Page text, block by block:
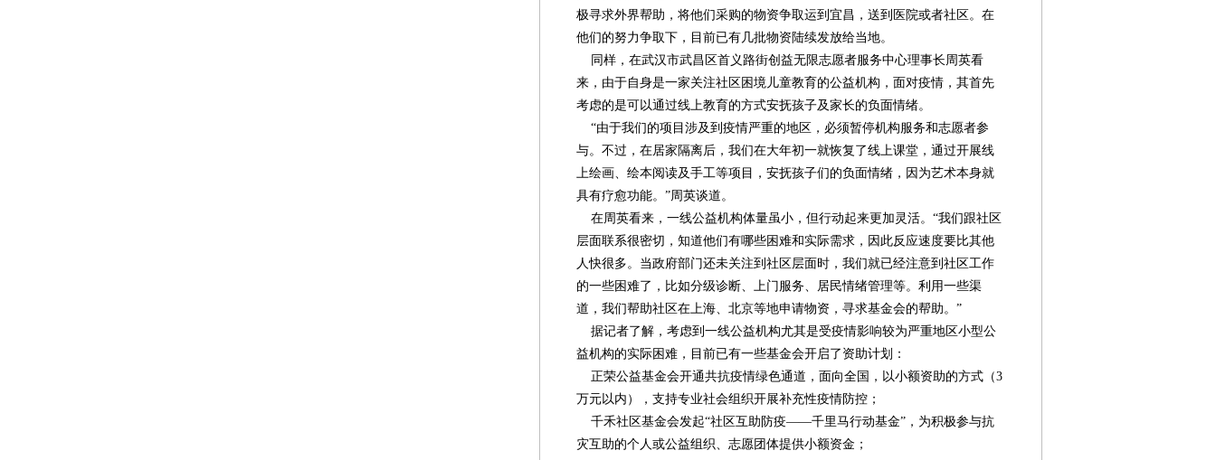
极寻求外界帮助，将他们采购的物资争取运到宜昌，送到医院或者社区。在
他们的努力争取下，目前已有几批物资陆续发放给当地。
同样，在武汉市武昌区首义路街创益无限志愿者服务中心理事长周英看
来，由于自身是一家关注社区困境儿童教育的公益机构，面对疫情，其首先
考虑的是可以通过线上教育的方式安抚孩子及家长的负面情绪。
“由于我们的项目涉及到疫情严重的地区，必须暂停机构服务和志愿者参
与。不过，在居家隔离后，我们在大年初一就恢复了线上课堂，通过开展线
上绘画、绘本阅读及手工等项目，安抚孩子们的负面情绪，因为艺术本身就
具有疗愈功能。”周英谈道。
在周英看来，一线公益机构体量虽小，但行动起来更加灵活。“我们跟社区
层面联系很密切，知道他们有哪些困难和实际需求，因此反应速度要比其他
人快很多。当政府部门还未关注到社区层面时，我们就已经注意到社区工作
的一些困难了，比如分级诊断、上门服务、居民情绪管理等。利用一些渠
道，我们帮助社区在上海、北京等地申请物资，寻求基金会的帮助。”
据记者了解，考虑到一线公益机构尤其是受疫情影响较为严重地区小型公
益机构的实际困难，目前已有一些基金会开启了资助计划：
正荣公益基金会开通共抗疫情绿色通道，面向全国，以小额资助的方式（3
万元以内），支持专业社会组织开展补充性疫情防控；
千禾社区基金会发起“社区互助防疫——千里马行动基金”，为积极参与抗
灾互助的个人或公益组织、志愿团体提供小额资金；